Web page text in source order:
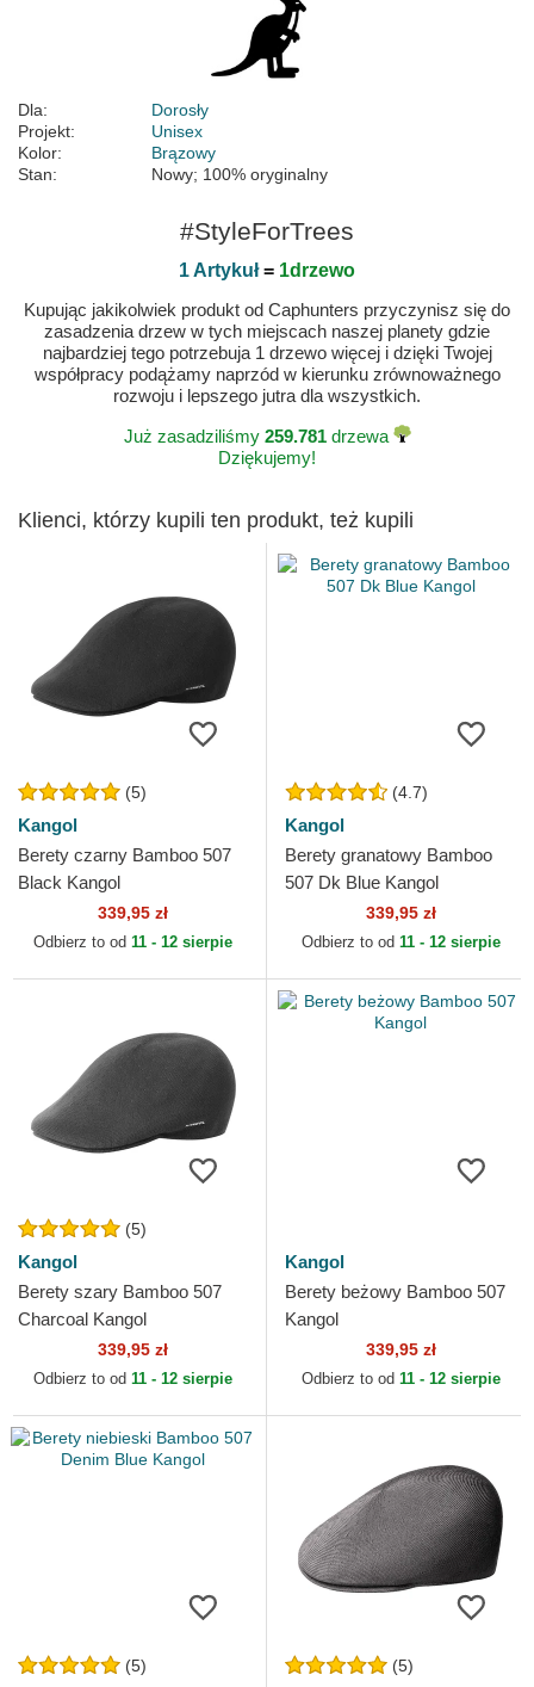
Dla:
Dorosły
Projekt:
Unisex
Kolor:
Brązowy
Stan:
Nowy; 100% oryginalny
#StyleForTrees
1 Artykuł= 1drzewo
Kupując jakikolwiek produkt od Caphunters przyczynisz się do
zasadzenia drzew w tych miejscach naszej planety gdzie
najbardziej tego potrzebuja 1 drzewo więcej i dzięki Twojej
współpracy podążamy naprzód w kierunku zrównoważnego
rozwoju i lepszego jutra dla wszystkich.
Już zasadziliśmy 259.781drzewa
Dziękujemy!
Klienci, którzy kupili ten produkt, też kupili
(5)
Kangol
Berety czarny Bamboo 507
Black Kangol
339,95 zł
Odbierz to od 11 - 12 sierpie
(4.7)
Kangol
Berety granatowy Bamboo
507 Dk Blue Kangol
339,95 zł
Odbierz to od 11 - 12 sierpie
(5)
Kangol
Berety szary Bamboo 507
Charcoal Kangol
339,95 zł
Odbierz to od 11 - 12 sierpie
Kangol
Berety beżowy Bamboo 507
Kangol
339,95 zł
Odbierz to od 11 - 12 sierpie
(5) (5)